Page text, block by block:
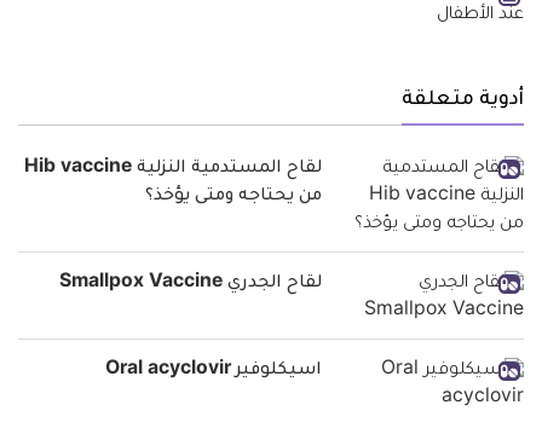
أدوية متعلقة
لقاح المستدمية النزلية Hib vaccine
من يحتاجه ومتى يؤخذ؟
لقاح الجدري Smallpox Vaccine
اسيكلوفير Oral acyclovir